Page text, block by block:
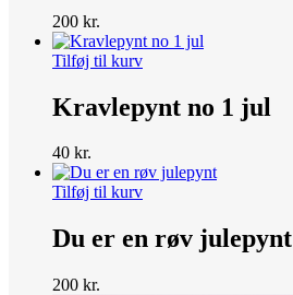
200 kr.
Tilføj til kurv
Kravlepynt no 1 jul
40 kr.
Tilføj til kurv
Du er en røv julepynt
200 kr.